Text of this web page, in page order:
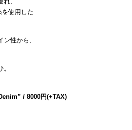
使用した
性から、
/ 8000円(+TAX)